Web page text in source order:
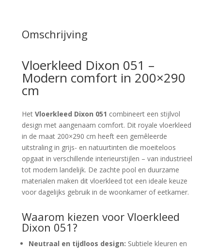
Omschrijving
Vloerkleed Dixon 051 –
Modern comfort in 200×290
cm
Het Vloerkleed Dixon 051 combineert een stijlvol
design met aangenaam comfort. Dit royale vloerkleed
in de maat 200×290 cm heeft een gemêleerde
uitstraling in grijs- en natuurtinten die moeiteloos
opgaat in verschillende interieurstijlen – van industrieel
tot modern landelijk. De zachte pool en duurzame
materialen maken dit vloerkleed tot een ideale keuze
voor dagelijks gebruik in de woonkamer of eetkamer.
Waarom kiezen voor Vloerkleed
Dixon 051?
Neutraal en tijdloos design: Subtiele kleuren en